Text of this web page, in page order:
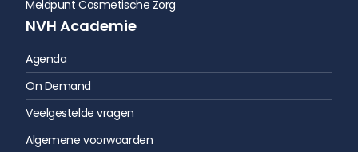
Meldpunt Cosmetische Zorg
NVH Academie
Agenda
On Demand
Veelgestelde vragen
Algemene voorwaarden